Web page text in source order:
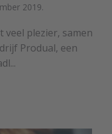
2019.
veel plezier, samen
Produal, een